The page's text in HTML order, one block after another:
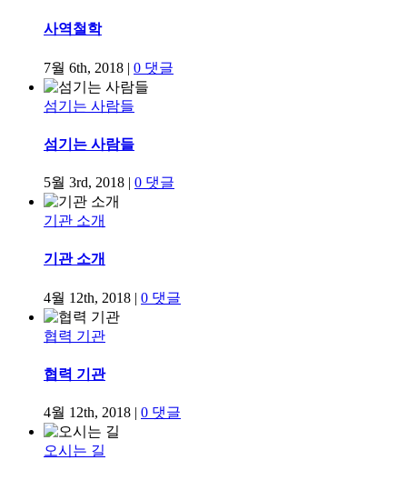
사역철학
7월 6th, 2018 | 0 댓글
섬기는 사람들
섬기는 사람들
5월 3rd, 2018 | 0 댓글
기관 소개
기관 소개
4월 12th, 2018 | 0 댓글
협력 기관
협력 기관
4월 12th, 2018 | 0 댓글
오시는 길